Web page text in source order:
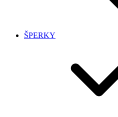
ŠPERKY